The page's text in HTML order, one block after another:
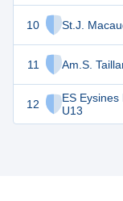
10 St.J.
11 Am.S.
12
ES Eysines
U13